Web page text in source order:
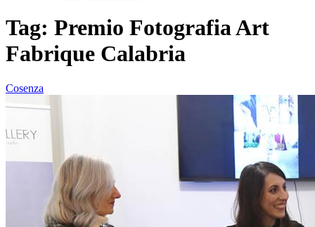
Tag: Premio Fotografia Art
Fabrique Calabria
Cosenza